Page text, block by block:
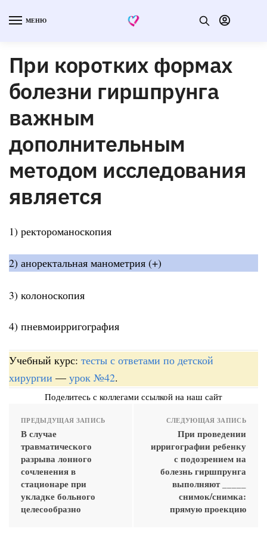
МЕНЮ
При коротких формах
болезни гиршпрунга
важным
дополнительным
методом исследования
является
1) ректороманоскопия
2) аноректальная манометрия (+)
3) колоноскопия
4) пневмоирригография
Учебный курс: тесты с ответами по детской
хирургии — урок №42.
Поделитесь с коллегами ссылкой на наш сайт
ПРЕДЫДУЩАЯ ЗАПИСЬ
В случае
травматического
разрыва лонного
сочленения в
стационаре при
укладке больного
целесообразно
СЛЕДУЮЩАЯ ЗАПИСЬ
При проведении
ирригографии ребенку
с подозрением на
болезнь гиршпрунга
выполняют _____
снимок/снимка:
прямую проекцию